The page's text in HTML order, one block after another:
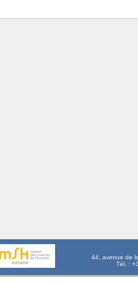
44, avenue de
Tél. :